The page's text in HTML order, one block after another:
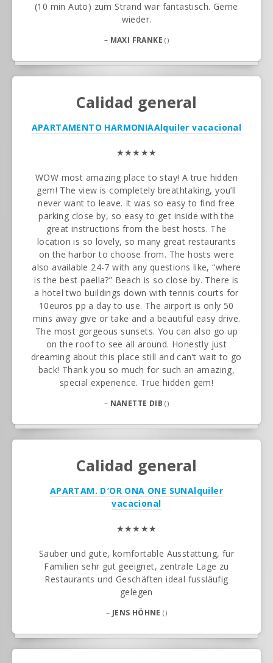
(10 min Auto) zum Strand war fantastisch. Gerne
wieder.
– MAXI FRANKE ()
Calidad general
APARTAMENTO HARMONIAAlquiler vacacional
★★★★★
WOW most amazing place to stay! A true hidden
gem! The view is completely breathtaking, you’ll
never want to leave. It was so easy to find free
parking close by, so easy to get inside with the
great instructions from the best hosts. The
location is so lovely, so many great restaurants
on the harbor to choose from. The hosts were
also available 24-7 with any questions like, “where
is the best paella?” Beach is so close by. There is
a hotel two buildings down with tennis courts for
10euros pp a day to use. The airport is only 50
mins away give or take and a beautiful easy drive.
The most gorgeous sunsets. You can also go up
on the roof to see all around. Honestly just
dreaming about this place still and can’t wait to go
back! Thank you so much for such an amazing,
special experience. True hidden gem!
– NANETTE DIB ()
Calidad general
APARTAM. D′OR ONA ONE SUNAlquiler
vacacional
★★★★★
Sauber und gute, komfortable Ausstattung, für
Familien sehr gut geeignet, zentrale Lage zu
Restaurants und Geschäften ideal fussläufig
gelegen
– JENS HÖHNE ()